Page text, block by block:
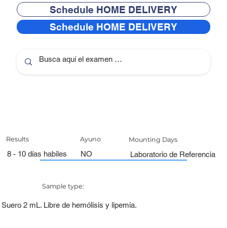
Schedule HOME DELIVERY
Schedule HOME DELIVERY
Results
8 - 10 días habiles
Mounting Days
Laboratorio de Referencia
Ayuno
NO
Sample type:
Suero 2 mL. Libre de hemólisis y lipemia.